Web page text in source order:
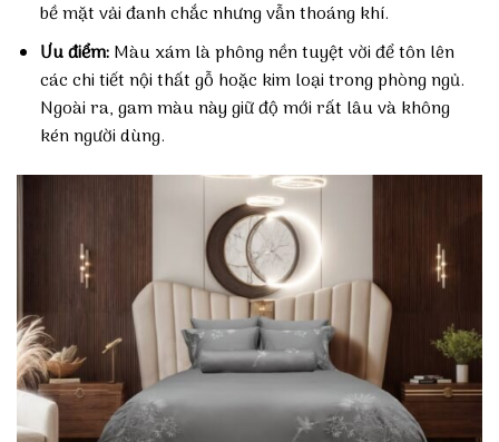
bề mặt vải đanh chắc nhưng vẫn thoáng khí.
Ưu điểm:Màu xám là phông nền tuyệt vời để tôn lên
các chi tiết nội thất gỗ hoặc kim loại trong phòng ngủ.
Ngoài ra, gam màu này giữ độ mới rất lâu và không
kén người dùng.